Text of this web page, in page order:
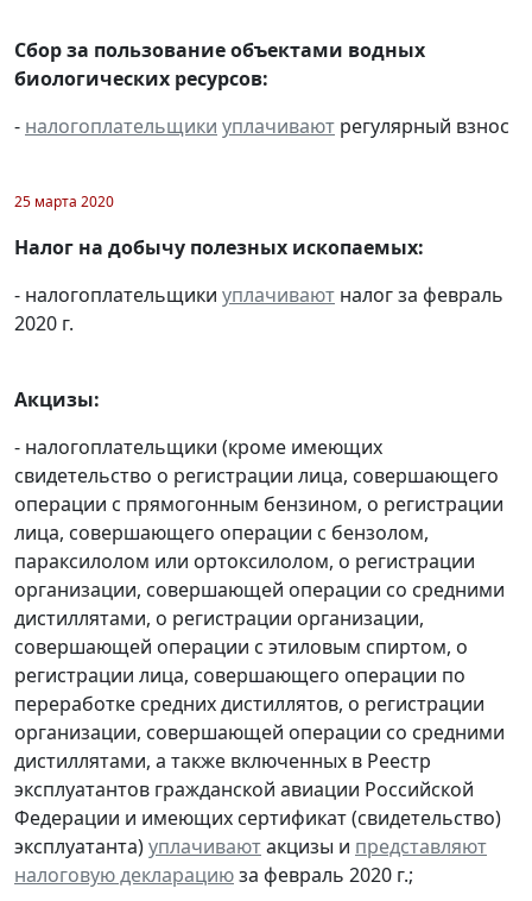
Сбор за пользование объектами водных
биологических ресурсов:
- налогоплательщики уплачивают регулярный взнос
25 марта 2020
Налог на добычу полезных ископаемых:
- налогоплательщики уплачивают налог за февраль
2020 г.
Акцизы:
- налогоплательщики (кроме имеющих
свидетельство о регистрации лица, совершающего
операции с прямогонным бензином, о регистрации
лица, совершающего операции с бензолом,
параксилолом или ортоксилолом, о регистрации
организации, совершающей операции со средними
дистиллятами, о регистрации организации,
совершающей операции с этиловым спиртом, о
регистрации лица, совершающего операции по
переработке средних дистиллятов, о регистрации
организации, совершающей операции со средними
дистиллятами, а также включенных в Реестр
эксплуатантов гражданской авиации Российской
Федерации и имеющих сертификат (свидетельство)
эксплуатанта)уплачиваютакцизы и представляют
налоговую декларациюза февраль 2020 г.;